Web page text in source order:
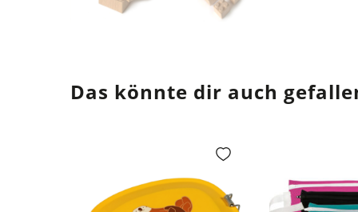
Das könnte dir auch